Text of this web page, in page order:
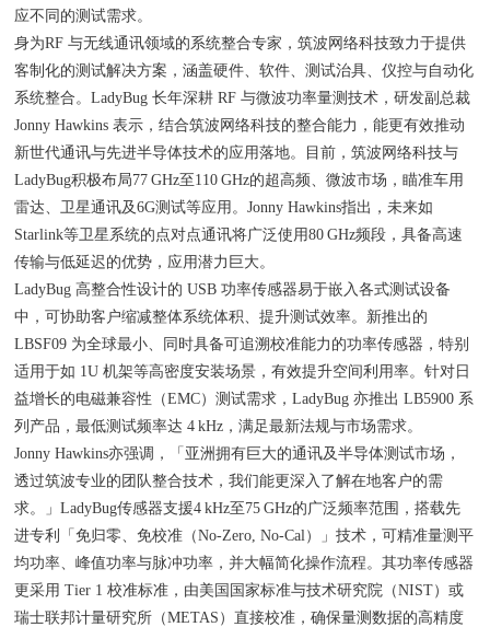
应不同的测试需求。
身为RF 与无线通讯领域的系统整合专家，筑波网络科技致力于提供
客制化的测试解决方案，涵盖硬件、软件、测试治具、仪控与自动化
系统整合。LadyBug 长年深耕 RF 与微波功率量测技术，研发副总裁
Jonny Hawkins 表示，结合筑波网络科技的整合能力，能更有效推动
新世代通讯与先进半导体技术的应用落地。目前，筑波网络科技与
LadyBug积极布局77 GHz至110 GHz的超高频、微波市场，瞄准车用
雷达、卫星通讯及6G测试等应用。Jonny Hawkins指出，未来如
Starlink等卫星系统的点对点通讯将广泛使用80 GHz频段，具备高速
传输与低延迟的优势，应用潜力巨大。
LadyBug 高整合性设计的 USB 功率传感器易于嵌入各式测试设备
中，可协助客户缩减整体系统体积、提升测试效率。新推出的
LBSF09 为全球最小、同时具备可追溯校准能力的功率传感器，特别
适用于如 1U 机架等高密度安装场景，有效提升空间利用率。针对日
益增长的电磁兼容性（EMC）测试需求，LadyBug 亦推出 LB5900 系
列产品，最低测试频率达 4 kHz，满足最新法规与市场需求。
Jonny Hawkins亦强调，「亚洲拥有巨大的通讯及半导体测试市场，
透过筑波专业的团队整合技术，我们能更深入了解在地客户的需
求。」LadyBug传感器支援4 kHz至75 GHz的广泛频率范围，搭载先
进专利「免归零、免校准（No-Zero, No-Cal）」技术，可精准量测平
均功率、峰值功率与脉冲功率，并大幅简化操作流程。其功率传感器
更采用 Tier 1 校准标准，由美国国家标准与技术研究院（NIST）或
瑞士联邦计量研究所（METAS）直接校准，确保量测数据的高精度